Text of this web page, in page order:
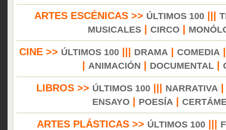
ARTES ESCÉNICAS >> ÚLTIMOS 100
MUSICALES
CIRCO
CINE >> ÚLTIMOS 100||| DRAMA COMEDIA
ANIMACIÓN DOCUMENTAL|
LIBROS >> ÚLTIMOS 100 NARRATIVA
ENSAYO| POESÍA
ARTES PLÁSTICAS >> ÚLTIMOS 100|||